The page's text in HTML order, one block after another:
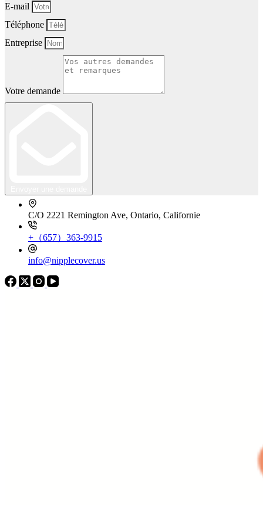
E-mail
Téléphone
Entreprise
Votre demande
C/O 2221 Remington Ave, Ontario, Californie
+（657）363-9915
info@nipplecover.us